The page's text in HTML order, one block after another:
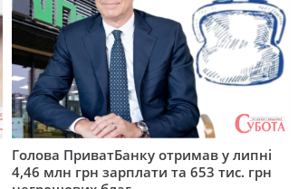
Голова ПриватБанку отримав у липні
4,46 млн грн зарплати та 653 тис. грн